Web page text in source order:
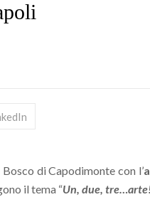
di Capodimonte con l’
il tema “Un, due,